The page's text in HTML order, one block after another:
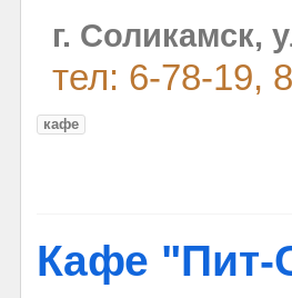
г. Соликамск,
тел: 6-78-19,
кафе
Кафе "Пит-